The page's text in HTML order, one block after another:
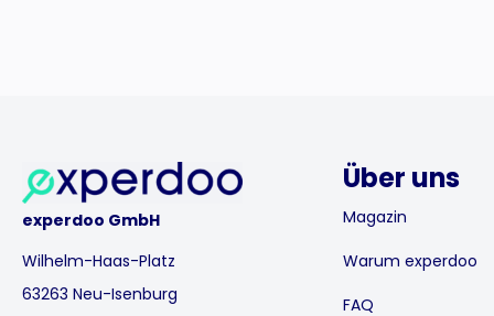
experdoo GmbH
Wilhelm-Haas-Platz
63263 Neu-Isenburg
Über uns
Magazin
Warum experdoo
FAQ